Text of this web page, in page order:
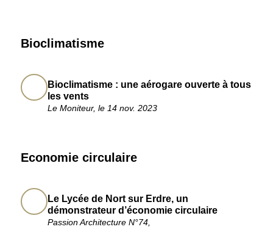
Bioclimatisme
Bioclimatisme : une aérogare ouverte à tous
les vents
Le Moniteur, le 14 nov. 2023
Economie circulaire
Le Lycée de Nort sur Erdre, un
démonstrateur d’économie circulaire
Passion Architecture N°74,